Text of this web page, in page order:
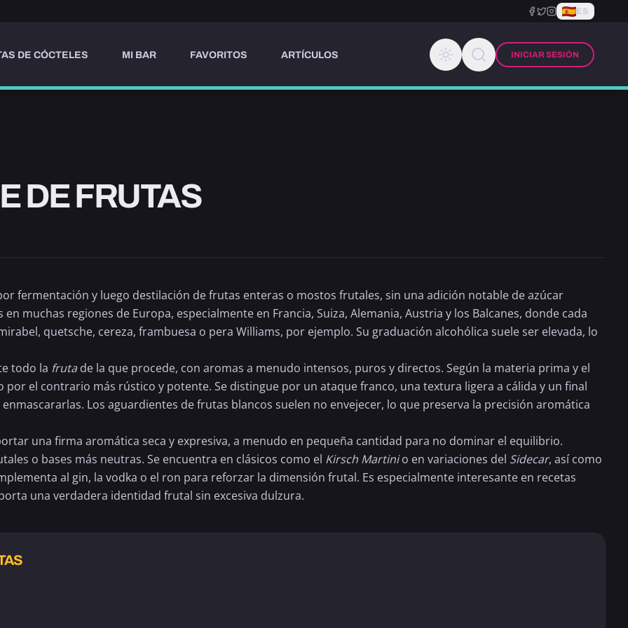
ES
DE CÓCTELES MI BAR FAVORITOS ARTÍCULOS INICIAR SESIÓN
DE FRUTAS
fermentación y luego destilación de frutas enteras o mostos frutales, sin una adición notable de azúcar
muchas regiones de Europa, especialmente en Francia, Suiza, Alemania, Austria y los Balcanes, donde cada
quetsche, cereza, frambuesa o pera Williams, por ejemplo. Su graduación alcohólica suele ser elevada, lo
todo la fruta de la que procede, con aromas a menudo intensos, puros y directos. Según la materia prima y el
el contrario más rústico y potente. Se distingue por un ataque franco, una textura ligera a cálida y un final
Los aguardientes de frutas blancos suelen no envejecer, lo que preserva la precisión aromática
una firma aromática seca y expresiva, a menudo en pequeña cantidad para no dominar el equilibrio.
o bases más neutras. Se encuentra en clásicos como el Kirsch Martinio en variaciones del Sidecar, así como
al gin, la vodka o el ron para reforzar la dimensión frutal. Es especialmente interesante en recetas
una verdadera identidad frutal sin excesiva dulzura.